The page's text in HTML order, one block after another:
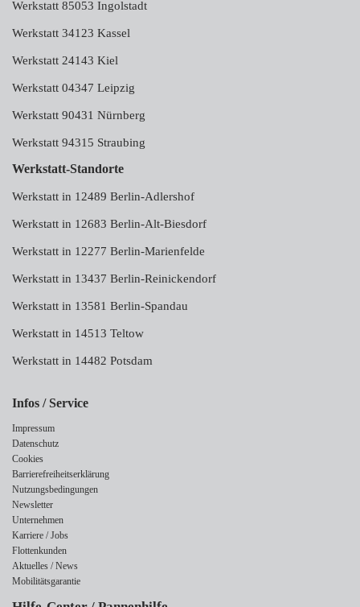
Werkstatt 85053 Ingolstadt
Werkstatt 34123 Kassel
Werkstatt 24143 Kiel
Werkstatt 04347 Leipzig
Werkstatt 90431 Nürnberg
Werkstatt 94315 Straubing
Werkstatt-Standorte
Werkstatt in 12489 Berlin-Adlershof
Werkstatt in 12683 Berlin-Alt-Biesdorf
Werkstatt in 12277 Berlin-Marienfelde
Werkstatt in 13437 Berlin-Reinickendorf
Werkstatt in 13581 Berlin-Spandau
Werkstatt in 14513 Teltow
Werkstatt in 14482 Potsdam
Infos / Service
Impressum
Datenschutz
Cookies
Barrierefreiheitserklärung
Nutzungsbedingungen
Newsletter
Unternehmen
Karriere / Jobs
Flottenkunden
Aktuelles / News
Mobilitätsgarantie